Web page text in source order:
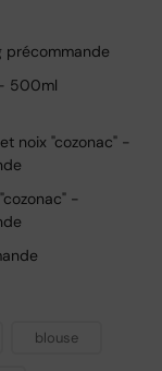
précommande
500ml
noix "cozonac" -
-
blouse